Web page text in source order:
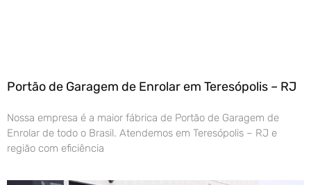
Portão de Garagem de Enrolar em Teresópolis – RJ
Nossa empresa é a maior fábrica de Portão de Garagem de
Enrolar de todo o Brasil. Atendemos em Teresópolis – RJ e
região com eficiência